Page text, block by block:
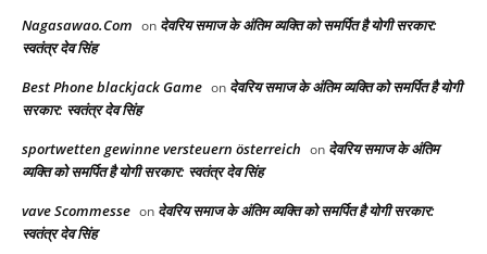
Nagasawao.Com on देवरिय समाज के अंतिम व्यक्ति को समर्पित है योगी सरकार:
स्वतंत्र देव सिंह
Best Phone blackjack Game on देवरिय समाज के अंतिम व्यक्ति को समर्पित है योगी
सरकार: स्वतंत्र देव सिंह
sportwetten gewinne versteuern österreich on देवरिय समाज के अंतिम
व्यक्ति को समर्पित है योगी सरकार: स्वतंत्र देव सिंह
vave Scommesse on देवरिय समाज के अंतिम व्यक्ति को समर्पित है योगी सरकार:
स्वतंत्र देव सिंह